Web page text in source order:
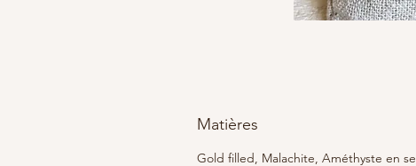
Matières
Gold filled, Malachite, Améthyste en